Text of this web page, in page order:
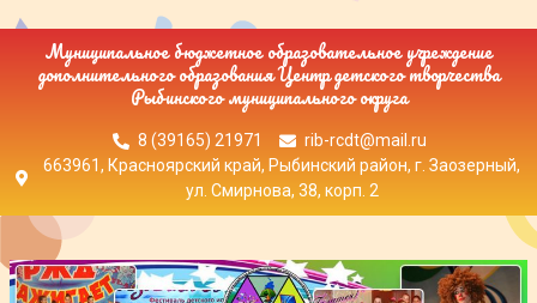
Муниципальное бюджетное образовательное учреждение
дополнительного образования Центр детского творчества
Рыбинского муниципального округа
8 (39165) 21971
rib-rcdt@mail.ru
663961, Красноярский край, Рыбинский район, г. Заозерный,
ул. Смирнова, 38, корп. 2